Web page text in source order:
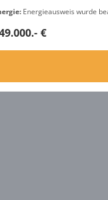
Energieausweis wurde
€